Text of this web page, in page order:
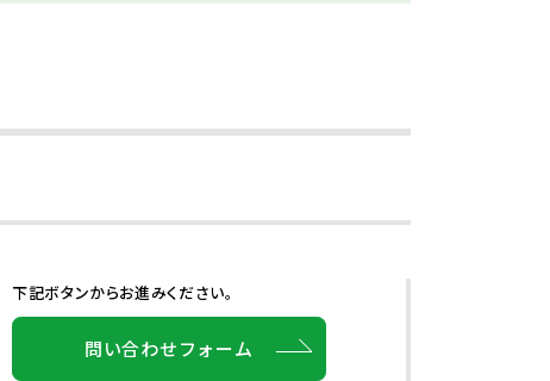
下記ボタンからお進みください。
問い合わせフォーム